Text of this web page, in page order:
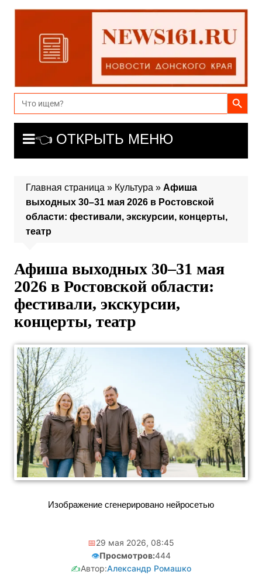
Перейти
содержимому
Search
for:
Search Button
👈 ОТКРЫТЬ МЕНЮ
Главная страница » Культура » Афиша
выходных 30–31 мая 2026 в Ростовской
области: фестивали, экскурсии, концерты,
театр
Афиша выходных 30–31 мая
2026 в Ростовской области:
фестивали, экскурсии,
концерты, театр
Изображение сгенерировано нейросетью
📅29 мая 2026, 08:45
👁️Просмотров:444
✍️Автор:Александр Ромашко